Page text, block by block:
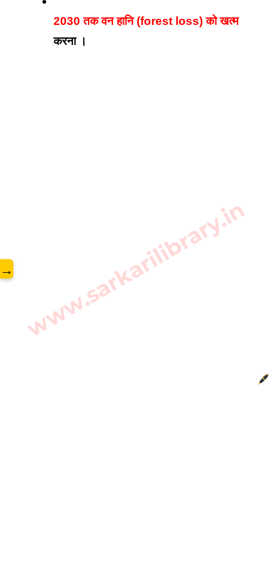
2030 तक वन हानि (forest loss) को खत्म
करना ।
www.sarkarilibrary.in
→